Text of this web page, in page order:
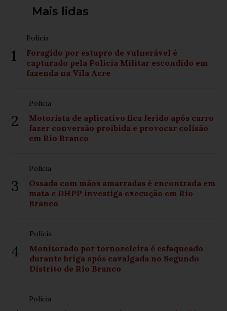
Mais lidas
1
Polícia
Foragido por estupro de vulnerável é
capturado pela Polícia Militar escondido em
fazenda na Vila Acre
2
Polícia
Motorista de aplicativo fica ferido após carro
fazer conversão proibida e provocar colisão
em Rio Branco
3
Polícia
Ossada com mãos amarradas é encontrada em
mata e DHPP investiga execução em Rio
Branco
4
Polícia
Monitorado por tornozeleira é esfaqueado
durante briga após cavalgada no Segundo
Distrito de Rio Branco
Polícia